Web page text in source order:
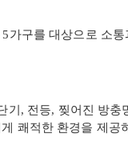
5가구를 대상으로 소
기 , 전등, 찢어진 방충
쾌적한 환경을 제공